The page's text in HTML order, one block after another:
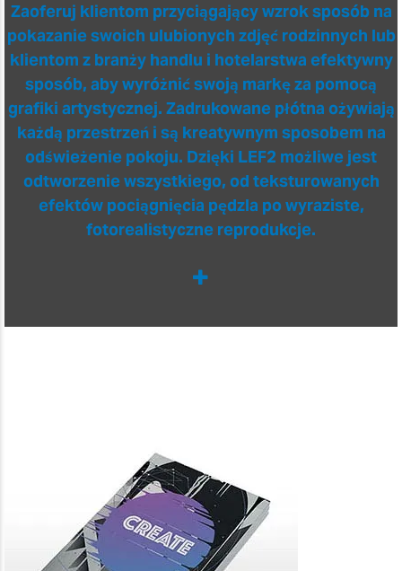
Zaoferuj klientom przyciągający wzrok sposób na
pokazanie swoich ulubionych zdjęć rodzinnych lub
klientom z branży handlu i hotelarstwa efektywny
sposób, aby wyróżnić swoją markę za pomocą
grafiki artystycznej. Zadrukowane płótna ożywiają
każdą przestrzeń i są kreatywnym sposobem na
odświeżenie pokoju. Dzięki LEF2 możliwe jest
odtworzenie wszystkiego, od teksturowanych
efektów pociągnięcia pędzla po wyraziste,
fotorealistyczne reprodukcje.